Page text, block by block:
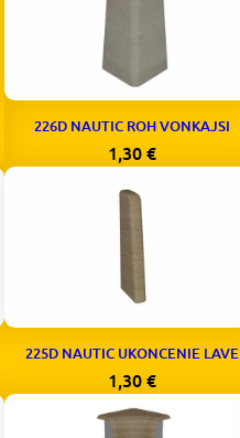
226D NAUTIC ROH VONKAJSI
1,30€
225D NAUTIC UKONCENIE LAVE
1,30€